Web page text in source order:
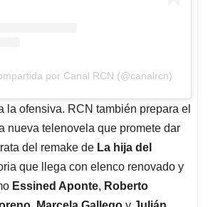
por Canal RCN (@canalrcn)
la ofensiva. RCN también prepara el
nueva telenovela que promete dar
del remake de La hija del
que llega con elenco renovado y
Essined Aponte, Roberto